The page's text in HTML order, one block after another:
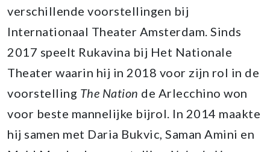
verschillende voorstellingen bij
Internationaal Theater Amsterdam. Sinds
2017 speelt Rukavina bij Het Nationale
Theater waarin hij in 2018 voor zijn rol in de
voorstelling The Nation de Arlecchino won
voor beste mannelijke bijrol. In 2014 maakte
hij samen met Daria Bukvic, Saman Amini en